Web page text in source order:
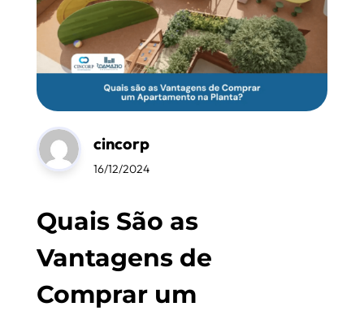
cincorp
16/12/2024
Quais São as
Vantagens de
Comprar um